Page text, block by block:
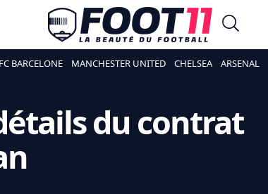
FC BARCELONE MANCHESTER UNITED CHELSEA ARSENAL
du contrat